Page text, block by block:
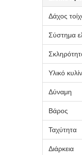
Δάχος
Σύστημα
Υλικό
Δύναμη
Βάρος
Ταχύτητα
Διάρκεια